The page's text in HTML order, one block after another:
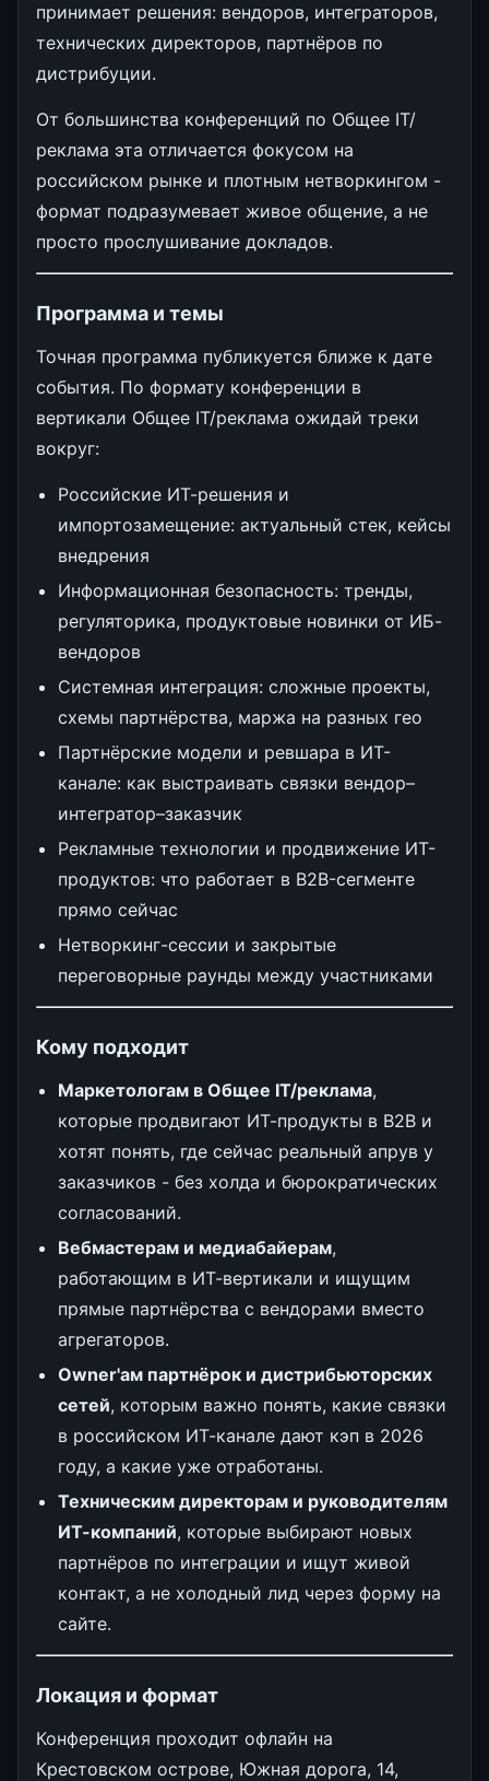
принимает решения: вендоров, интеграторов,
технических директоров, партнёров по
дистрибуции.
От большинства конференций по Общее IT/
реклама эта отличается фокусом на
российском рынке и плотным нетворкингом -
формат подразумевает живое общение, а не
просто прослушивание докладов.
Программа и темы
Точная программа публикуется ближе к дате
события. По формату конференции в
вертикали Общее IT/реклама ожидай треки
вокруг:
Российские ИТ-решения и
импортозамещение: актуальный стек, кейсы
внедрения
Информационная безопасность: тренды,
регуляторика, продуктовые новинки от ИБ-
вендоров
Системная интеграция: сложные проекты,
схемы партнёрства, маржа на разных гео
Партнёрские модели и ревшара в ИТ-
канале: как выстраивать связки вендор–
интегратор–заказчик
Рекламные технологии и продвижение ИТ-
продуктов: что работает в B2B-сегменте
прямо сейчас
Нетворкинг-сессии и закрытые
переговорные раунды между участниками
Кому подходит
Маркетологам в Общее IT/реклама,
которые продвигают ИТ-продукты в B2B и
хотят понять, где сейчас реальный апрув у
заказчиков - без холда и бюрократических
согласований.
Вебмастерам и медиабайерам,
работающим в ИТ-вертикали и ищущим
прямые партнёрства с вендорами вместо
агрегаторов.
Owner'ам партнёрок и дистрибьюторских
сетей, которым важно понять, какие связки
в российском ИТ-канале дают кэп в 2026
году, а какие уже отработаны.
Техническим директорам и руководителям
ИТ-компаний, которые выбирают новых
партнёров по интеграции и ищут живой
контакт, а не холодный лид через форму на
сайте.
Локация и формат
Конференция проходит офлайн на
Крестовском острове, Южная дорога, 14,